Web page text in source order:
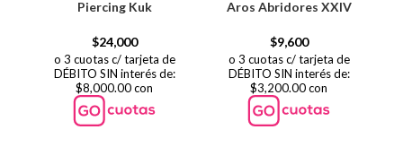
Piercing Kuk
$24,000
o 3 cuotas c/ tarjeta de
DÉBITO SIN interés de:
$8,000.00 con
Aros Abridores XXIV
$9,600
o 3 cuotas c/ tarjeta de
DÉBITO SIN interés de:
$3,200.00 con